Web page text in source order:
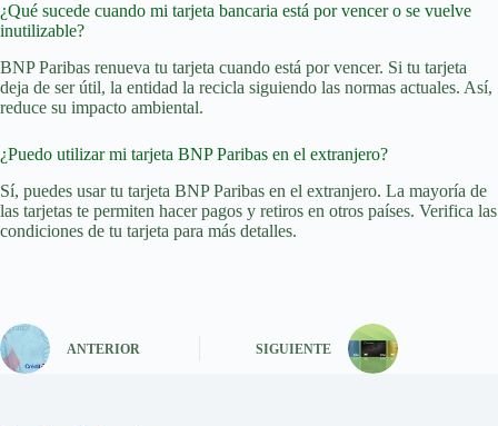
¿Qué sucede cuando mi tarjeta bancaria está por vencer o se vuelve
inutilizable?
BNP Paribas renueva tu tarjeta cuando está por vencer. Si tu tarjeta
deja de ser útil, la entidad la recicla siguiendo las normas actuales. Así,
reduce su impacto ambiental.
¿Puedo utilizar mi tarjeta BNP Paribas en el extranjero?
Sí, puedes usar tu tarjeta BNP Paribas en el extranjero. La mayoría de
las tarjetas te permiten hacer pagos y retiros en otros países. Verifica las
condiciones de tu tarjeta para más detalles.
ANTERIOR SIGUIENTE